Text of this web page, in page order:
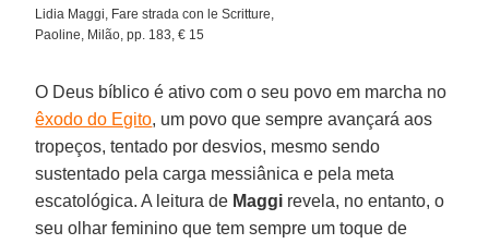
Lidia Maggi, Fare strada con le Scritture,
Paoline, Milão, pp. 183, € 15
O Deus bíblico é ativo com o seu povo em marcha no
êxodo do Egito, um povo que sempre avançará aos
tropeços, tentado por desvios, mesmo sendo
sustentado pela carga messiânica e pela meta
escatológica. A leitura de Maggi revela, no entanto, o
seu olhar feminino que tem sempre um toque de